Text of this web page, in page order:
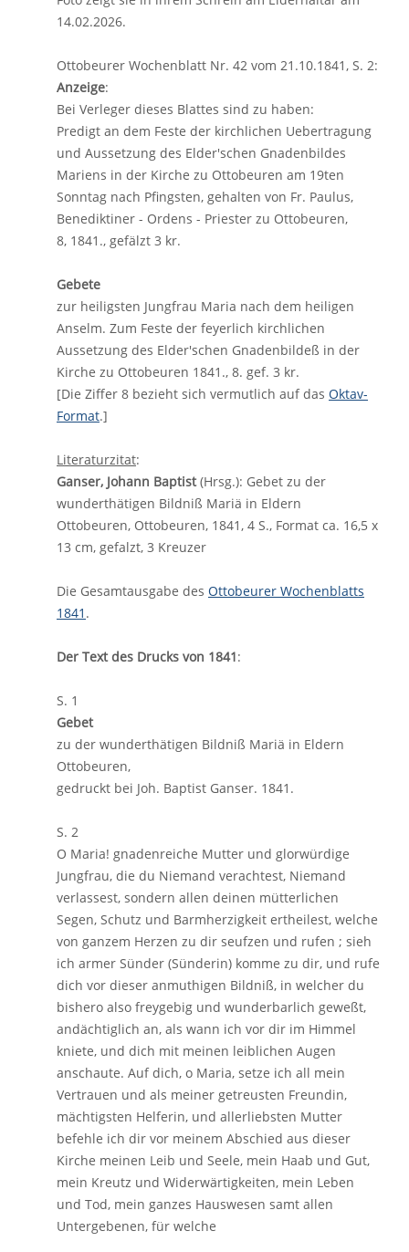
14.02.2026.
Ottobeurer Wochenblatt Nr. 42 vom 21.10.1841, S. 2:
Anzeige:
Bei Verleger dieses Blattes sind zu haben:
Predigt an dem Feste der kirchlichen Uebertragung
und Aussetzung des Elder'schen Gnadenbildes
Mariens in der Kirche zu Ottobeuren am 19ten
Sonntag nach Pfingsten, gehalten von Fr. Paulus,
Benediktiner - Ordens - Priester zu Ottobeuren,
8, 1841., gefälzt 3 kr.
Gebete
zur heiligsten Jungfrau Maria nach dem heiligen
Anselm. Zum Feste der feyerlich kirchlichen
Aussetzung des Elder'schen Gnadenbildeß in der
Kirche zu Ottobeuren 1841., 8. gef. 3 kr.
[Die Ziffer 8 bezieht sich vermutlich auf das Oktav-
Format.]
Literaturzitat:
Ganser, Johann Baptist(Hrsg.): Gebet zu der
wunderthätigen Bildniß Mariä in Eldern
Ottobeuren, Ottobeuren, 1841, 4 S., Format ca. 16,5 x
13 cm, gefalzt, 3 Kreuzer
Die Gesamtausgabe des Ottobeurer Wochenblatts
1841 .
Der Text des Drucks von 1841:
S. 1
Gebet
zu der wunderthätigen Bildniß Mariä in Eldern
Ottobeuren,
gedruckt bei Joh. Baptist Ganser. 1841.
S. 2
O Maria! gnadenreiche Mutter und glorwürdige
Jungfrau, die du Niemand verachtest, Niemand
verlassest, sondern allen deinen mütterlichen
Segen, Schutz und Barmherzigkeit ertheilest, welche
von ganzem Herzen zu dir seufzen und rufen ; sieh
ich armer Sünder (Sünderin) komme zu dir, und rufe
dich vor dieser anmuthigen Bildniß, in welcher du
bishero also freygebig und wunderbarlich geweßt,
andächtiglich an, als wann ich vor dir im Himmel
kniete, und dich mit meinen leiblichen Augen
anschaute. Auf dich, o Maria, setze ich all mein
Vertrauen und als meiner getreusten Freundin,
mächtigsten Helferin, und allerliebsten Mutter
befehle ich dir vor meinem Abschied aus dieser
Kirche meinen Leib und Seele, mein Haab und Gut,
mein Kreutz und Widerwärtigkeiten, mein Leben
und Tod, mein ganzes Hauswesen samt allen
Untergebenen, für welche